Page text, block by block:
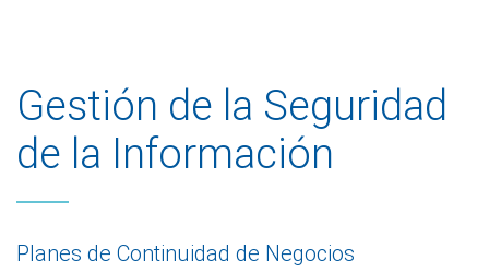
Gestión de la Seguridad
de la Información
Planes de Continuidad de Negocios